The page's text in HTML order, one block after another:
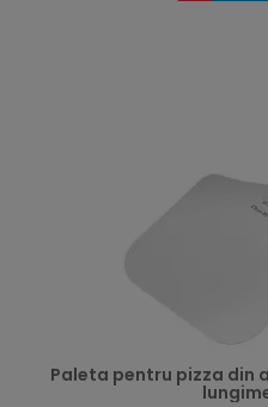
Paleta pentru pizza din